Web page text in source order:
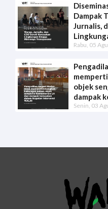
Dampak
Jurnalis,
Rabu, 05
objek
dampak
Senin, 03